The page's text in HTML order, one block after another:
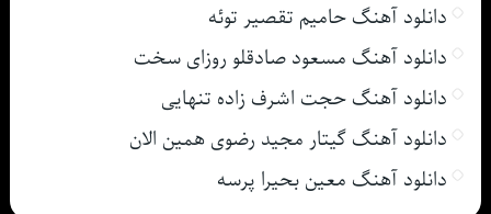
دانلود آهنگ حامیم تقصیر توئه
دانلود آهنگ مسعود صادقلو روزای سخت
دانلود آهنگ حجت اشرف زاده تنهایی
دانلود آهنگ گیتار مجید رضوی همین الان
دانلود آهنگ معین بحیرا پرسه